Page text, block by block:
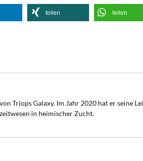
teilen teilen
Triops Galaxy. Im Jahr 2020 hat er seine
in heimischer Zucht.